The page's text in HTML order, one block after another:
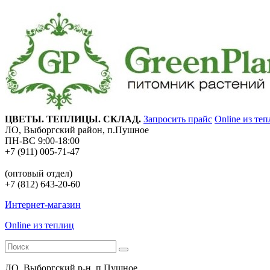
ЦВЕТЫ. ТЕПЛИЦЫ. СКЛАД. Запросить прайс Online из
ЛО, Выборгский район, п.Пушное
ПН-ВС 9:00-18:00
+7 (911) 005-71-47
(оптовый отдел)
+7 (812) 643-20-60
Интернет-магазин
Online из теплиц
ЛО, Выборгский р-н, п.Пушное